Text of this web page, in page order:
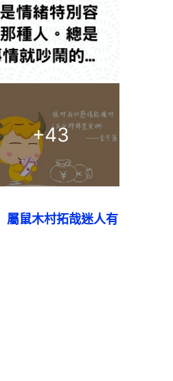
+43
屬鼠木村拓哉迷人有